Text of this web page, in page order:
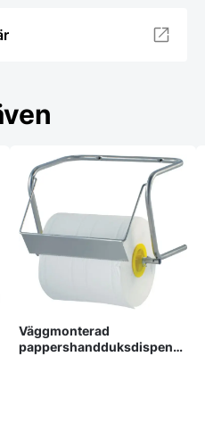
Väggmonterad
pappershandduksdispenser,